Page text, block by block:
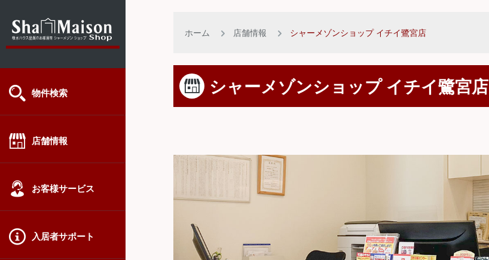
物件検索
店舗情報
お客様サービス
入居者サポート
ホーム 店舗情報 シャーメゾンショップ イチイ鷺宮店
シャーメゾンショップ イチイ鷺宮店